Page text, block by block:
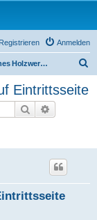
Anmelden
Registrieren
Allgemeines Holzwerkerforum - das laute Forum
Eintrittsseite
Suche